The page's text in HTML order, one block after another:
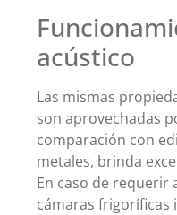
acústico
Las mismas
son aprovechadas
comparación con
metales, brinda
En caso de requerir
cámaras frigoríficas